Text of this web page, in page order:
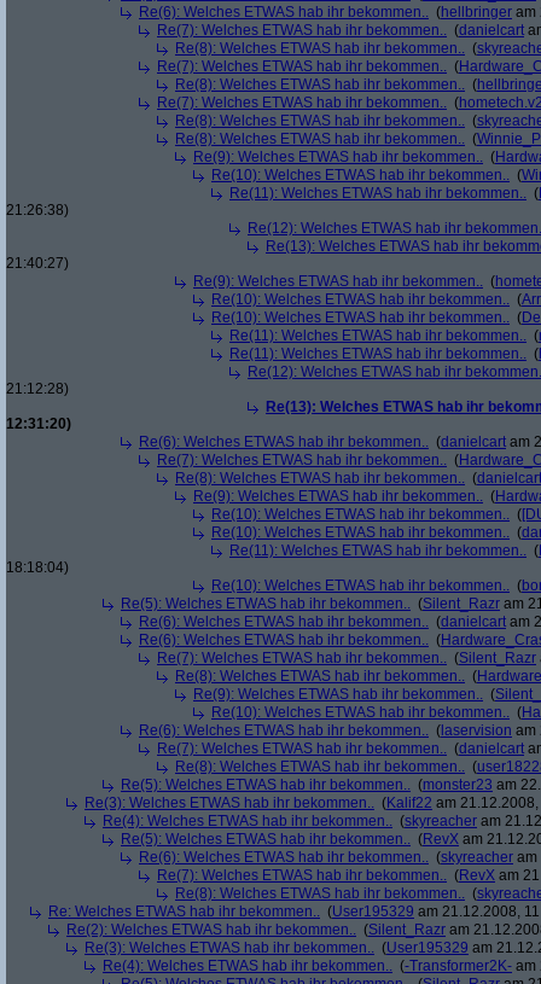
Re(6): Welches ETWAS hab ihr bekommen.. (hellbringer am
Re(7): Welches ETWAS hab ihr bekommen.. (danielcart
Re(8): Welches ETWAS hab ihr bekommen.. (
Re(7): Welches ETWAS hab ihr bekommen.. (
Re(8): Welches ETWAS hab ihr bekommen.. (
Re(7): Welches ETWAS hab ihr bekommen.. (
Re(8): Welches ETWAS hab ihr bekommen.. (
Re(8): Welches ETWAS hab ihr bekommen.. (
Re(9): Welches ETWAS hab ihr bekommen.. (
Re(10): Welches ETWAS hab ihr bekommen.. (
Re(11): Welches ETWAS hab ihr bekommen.. (
21:26:38)
Re(12): Welches ETWAS hab ihr
Re(13): Welches ETWAS hab ihr
21:40:27)
Re(9): Welches ETWAS hab ihr bekommen.. (
Re(10): Welches ETWAS hab ihr bekommen.. (
Re(10): Welches ETWAS hab ihr bekommen.. (
Re(11): Welches ETWAS hab ihr bekommen.. (
Re(11): Welches ETWAS hab ihr bekommen.. (
Re(12): Welches ETWAS hab ihr
21:12:28)
Re(13): Welches ETWAS hab ihr
12:31:20)
Re(6): Welches ETWAS hab ihr bekommen.. (danielcart am
Re(7): Welches ETWAS hab ihr bekommen.. (
Re(8): Welches ETWAS hab ihr bekommen.. (danielcart
Re(9): Welches ETWAS hab ihr bekommen.. (
Re(10): Welches ETWAS hab ihr bekommen.. (
Re(10): Welches ETWAS hab ihr bekommen.. (
Re(11): Welches ETWAS hab ihr bekommen.. (
18:18:04)
Re(10): Welches ETWAS hab ihr bekommen.. (
Re(5): Welches ETWAS hab ihr bekommen.. (Silent_Razr am
Re(6): Welches ETWAS hab ihr bekommen.. (danielcart am
Re(6): Welches ETWAS hab ihr bekommen.. (
Re(7): Welches ETWAS hab ihr bekommen.. (Silent_Razr
Re(8): Welches ETWAS hab ihr bekommen.. (
Re(9): Welches ETWAS hab ihr bekommen.. (
Re(10): Welches ETWAS hab ihr bekommen.. (
Re(6): Welches ETWAS hab ihr bekommen.. ( laservision am
Re(7): Welches ETWAS hab ihr bekommen.. (danielcart
Re(8): Welches ETWAS hab ihr bekommen.. (
Re(5): Welches ETWAS hab ihr bekommen.. (monster23 am
Re(3): Welches ETWAS hab ihr bekommen.. (Kalif22 am
Re(4): Welches ETWAS hab ihr bekommen.. (skyreacher am
Re(5): Welches ETWAS hab ihr bekommen.. (RevX am
Re(6): Welches ETWAS hab ihr bekommen.. (skyreacher am
Re(7): Welches ETWAS hab ihr bekommen.. (RevX am
Re(8): Welches ETWAS hab ihr bekommen.. (
Re: Welches ETWAS hab ihr bekommen.. (User195329 am 21.12.2008,
Re(2): Welches ETWAS hab ihr bekommen.. (Silent_Razr am
Re(3): Welches ETWAS hab ihr bekommen.. (User195329 am
Re(4): Welches ETWAS hab ihr bekommen.. (-Transformer2K- am